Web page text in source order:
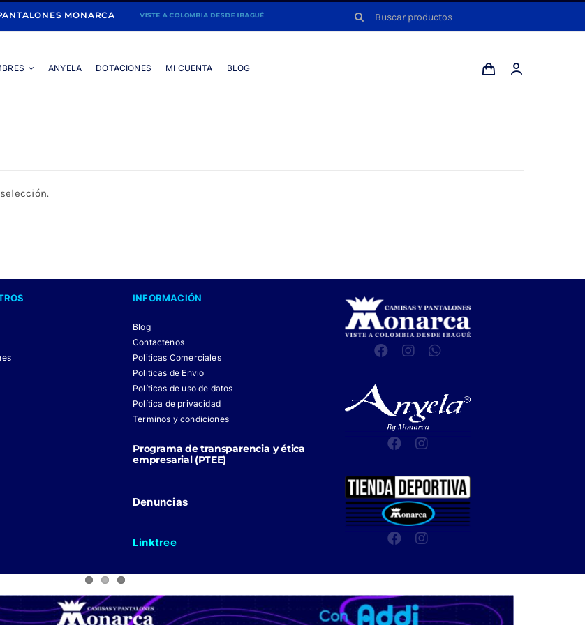
MONARCA Buscar:
ANYELA DOTACIONES MI CUENTA BLOG
INFORMACIÓN
Blog
Contactenos
Politicas Comerciales
Politicas de Envio
Políticas de uso de datos
Política de privacidad
Terminos y condiciones
Programa de transparencia y ética
empresarial (PTEE)
Denuncias
Linktree